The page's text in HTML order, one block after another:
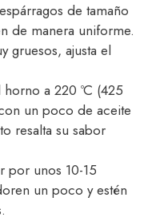
de tamaño
de manera uniforme.
gruesos, ajusta el
a 220 ºC (425
un poco de aceite
resalta su sabor
por unos 10-15
un poco y estén